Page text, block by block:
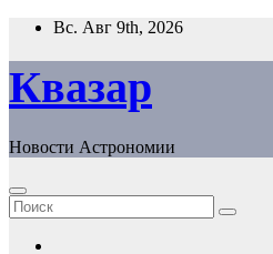
Перейти
содержанию
Вс. Авг 9th, 2026
Квазар
Новости Астрономии